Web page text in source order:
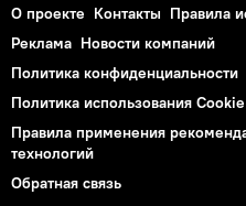
О проекте Контакты Правила
Реклама Новости компаний
Политика конфиденциальности
Политика использования Cookie
Правила применения
технологий
Обратная связь